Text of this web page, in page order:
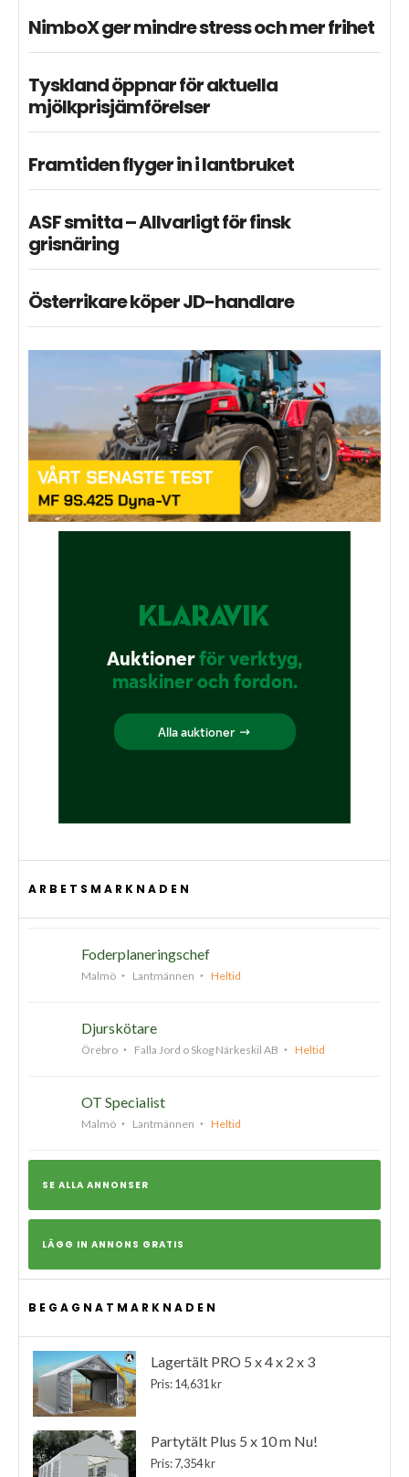
NimboX ger mindre stress och mer frihet
Tyskland öppnar för aktuella
mjölkprisjämförelser
Framtiden flyger in i lantbruket
ASF smitta – Allvarligt för finsk
grisnäring
Österrikare köper JD-handlare
ARBETSMARKNADEN
Foderplaneringschef
Malmö Lantmännen Heltid
Djurskötare
Örebro Falla Jord o Skog Närkeskil AB Heltid
OT Specialist
Malmö Lantmännen Heltid
SE ALLA ANNONSER
LÄGG IN ANNONS GRATIS
BEGAGNATMARKNADEN
Lagertält PRO 5 x 4 x 2 x 3
Pris: 14,631 kr
Partytält Plus 5 x 10 m Nu!
Pris: 7,354 kr